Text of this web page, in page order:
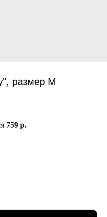
размер M
759 р.